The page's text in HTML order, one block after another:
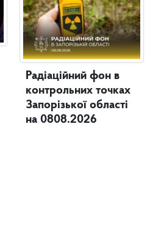
Радіаційний фон в
контрольних точках
Запорізької області
на 0808.2026